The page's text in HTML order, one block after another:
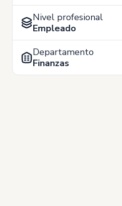
Nivel profesional
Empleado
Departamento
Finanzas